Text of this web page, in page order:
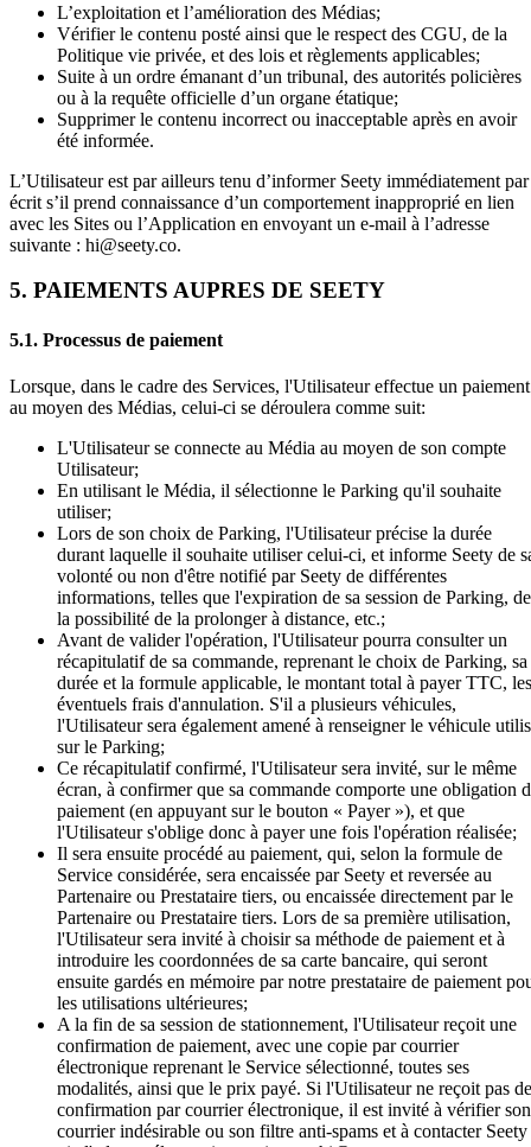
L’exploitation et l’amélioration des Médias;
Vérifier le contenu posté ainsi que le respect des CGU, de la
Politique vie privée, et des lois et règlements applicables;
Suite à un ordre émanant d’un tribunal, des autorités policières
ou à la requête officielle d’un organe étatique;
Supprimer le contenu incorrect ou inacceptable après en avoir
été informée.
L’Utilisateur est par ailleurs tenu d’informer Seety immédiatement par
écrit s’il prend connaissance d’un comportement inapproprié en lien
avec les Sites ou l’Application en envoyant un e-mail à l’adresse
suivante : hi@seety.co.
5. PAIEMENTS AUPRES DE SEETY
5.1. Processus de paiement
Lorsque, dans le cadre des Services, l'Utilisateur effectue un paiement
au moyen des Médias, celui-ci se déroulera comme suit:
L'Utilisateur se connecte au Média au moyen de son compte
Utilisateur;
En utilisant le Média, il sélectionne le Parking qu'il souhaite
utiliser;
Lors de son choix de Parking, l'Utilisateur précise la durée
durant laquelle il souhaite utiliser celui-ci, et informe Seety de
volonté ou non d'être notifié par Seety de différentes
informations, telles que l'expiration de sa session de Parking, de
la possibilité de la prolonger à distance, etc.;
Avant de valider l'opération, l'Utilisateur pourra consulter un
récapitulatif de sa commande, reprenant le choix de Parking, sa
durée et la formule applicable, le montant total à payer TTC, les
éventuels frais d'annulation. S'il a plusieurs véhicules,
l'Utilisateur sera également amené à renseigner le véhicule
sur le Parking;
Ce récapitulatif confirmé, l'Utilisateur sera invité, sur le même
écran, à confirmer que sa commande comporte une obligation
paiement (en appuyant sur le bouton « Payer »), et que
l'Utilisateur s'oblige donc à payer une fois l'opération réalisée;
Il sera ensuite procédé au paiement, qui, selon la formule de
Service considérée, sera encaissée par Seety et reversée au
Partenaire ou Prestataire tiers, ou encaissée directement par le
Partenaire ou Prestataire tiers. Lors de sa première utilisation,
l'Utilisateur sera invité à choisir sa méthode de paiement et à
introduire les coordonnées de sa carte bancaire, qui seront
ensuite gardés en mémoire par notre prestataire de paiement
les utilisations ultérieures;
A la fin de sa session de stationnement, l'Utilisateur reçoit une
confirmation de paiement, avec une copie par courrier
électronique reprenant le Service sélectionné, toutes ses
modalités, ainsi que le prix payé. Si l'Utilisateur ne reçoit pas de
confirmation par courrier électronique, il est invité à vérifier son
courrier indésirable ou son filtre anti-spams et à contacter Seety